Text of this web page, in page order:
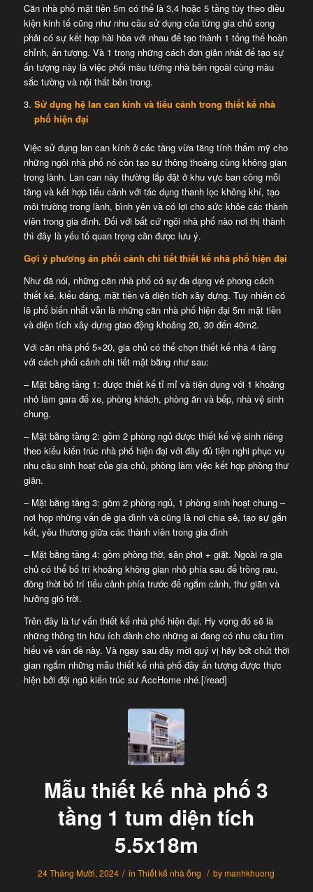
Căn nhà phố mặt tiền 5m có thể là 3,4 hoặc 5 tầng tùy theo điều
kiện kinh tế cũng như nhu cầu sử dụng của từng gia chủ song
phải có sự kết hợp hài hòa với nhau để tạo thành 1 tổng thể hoàn
chỉnh, ấn tượng. Và 1 trong những cách đơn giản nhất để tạo sự
ấn tượng này là việc phối màu tường nhà bên ngoài cùng màu
sắc tường và nội thất bên trong.
Sử dụng hệ lan can kính và tiểu cảnh trong thiết kế nhà
phố hiện đại
Việc sử dụng lan can kính ở các tầng vừa tăng tính thẩm mỹ cho
những ngôi nhà phố nó còn tạo sự thông thoáng cùng không gian
trong lành. Lan can này thường lắp đặt ở khu vực ban công mỗi
tầng và kết hợp tiểu cảnh với tác dụng thanh lọc không khí, tạo
môi trường trong lành, bình yên và có lợi cho sức khỏe các thành
viên trong gia đình. Đối với bất cứ ngôi nhà phố nào nơi thị thành
thì đây là yếu tố quan trọng cần được lưu ý.
Gợi ý phương án phối cảnh chi tiết thiết kế nhà phố hiện đại
Như đã nói, những căn nhà phố có sự đa dạng về phong cách
thiết kế, kiểu dáng, mặt tiền và diện tích xây dựng. Tuy nhiên có
lẽ phổ biến nhất vẫn là những căn nhà phố hiện đại 5m mặt tiền
và diện tích xây dựng giao động khoảng 20, 30 đến 40m2.
Với căn nhà phố 5×20, gia chủ có thể chọn thiết kế nhà 4 tầng
với cách phối cảnh chi tiết mặt bằng như sau:
– Mặt bằng tầng 1: được thiết kế tỉ mỉ và tiện dụng với 1 khoảng
nhỏ làm gara để xe, phòng khách, phòng ăn và bếp, nhà vệ sinh
chung.
– Mặt bằng tầng 2: gồm 2 phòng ngủ được thiết kế vệ sinh riêng
theo kiểu kiến trúc nhà phố hiện đại với đầy đủ tiện nghi phục vụ
nhu cầu sinh hoạt của gia chủ, phòng làm việc kết hợp phòng thư
giãn.
– Mặt bằng tầng 3: gồm 2 phòng ngủ, 1 phòng sinh hoạt chung –
nơi họp những vấn đề gia đình và cũng là nơi chia sẻ, tạo sự gắn
kết, yêu thương giữa các thành viên trong gia đình
– Mặt bằng tầng 4: gồm phòng thờ, sân phơi + giặt. Ngoài ra gia
chủ có thể bố trí khoảng không gian nhỏ phía sau để trồng rau,
đồng thời bố trí tiểu cảnh phía trước để ngắm cảnh, thư giãn và
hưởng gió trời.
Trên đây là tư vấn thiết kế nhà phố hiện đại. Hy vọng đó sẽ là
những thông tin hữu ích dành cho những ai đang có nhu cầu tìm
hiểu về vấn đề này. Và ngay sau đây mời quý vị hãy bớt chút thời
gian ngắm những mẫu thiết kế nhà phố đầy ấn tượng được thực
hiện bởi đội ngũ kiến trúc sư AccHome nhé.[/read]
Mẫu thiết kế nhà phố 3
tầng 1 tum diện tích
5.5x18m
24 Tháng Mười, 2024 / inThiết kế nhà ống / bymanhkhuong